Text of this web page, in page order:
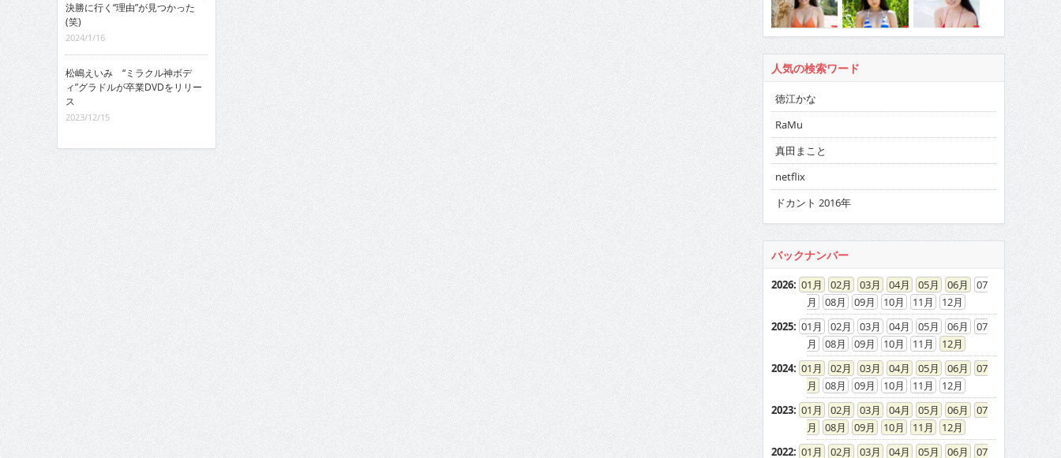
決勝に行く“理由”が見つかった
(笑)
2024/1/16
松嶋えいみ “ミラクル神ボデ
ィ”グラドルが卒業DVDをリリー
ス
2023/12/15
人気の検索ワード
徳江かな
RaMu
真田まこと
netflix
ドカント 2016年
バックナンバー
2026: 01 02 03 04 05 06
07
08
09 10 11
12
2025: 01 02 03 04 05 06
07
08
09 10 11
12
2024: 01 02 03 04 05 06
07
08
09 10 11
12
2023: 01 02 03 04 05 06
07
08
09 10 11
12
2022: 01 02 03 04 05 06
07